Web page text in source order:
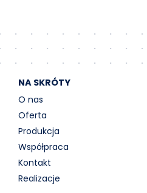
NA SKRÓTY
O nas
Oferta
Produkcja
Współpraca
Kontakt
Realizacje